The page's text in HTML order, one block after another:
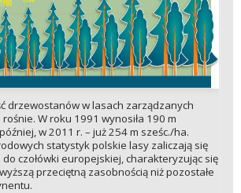
drzewostanów w lasach zarządzanych
W roku 1991 wynosiła 190 m
w 2011 r. – już 254 m sześc./ha.
statystyk polskie lasy zaliczają się
czołówki europejskiej, charakteryzując się
przeciętną zasobnością niż pozostałe